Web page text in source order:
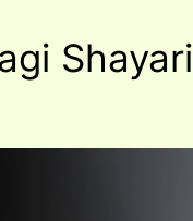
Shayari